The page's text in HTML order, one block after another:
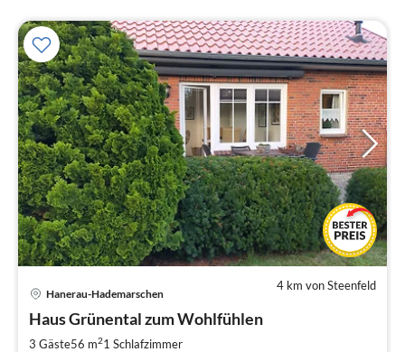
4 km von Steenfeld
Hanerau-Hademarschen
Haus Grünental zum Wohlfühlen
3 Gäste56 m21 Schlafzimmer